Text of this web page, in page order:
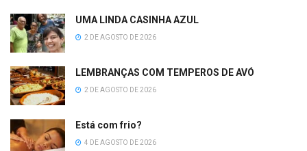
UMA LINDA CASINHA AZUL
2 DE AGOSTO DE 2026
LEMBRANÇAS COM TEMPEROS DE AVÓ
2 DE AGOSTO DE 2026
Está com frio?
4 DE AGOSTO DE 2026